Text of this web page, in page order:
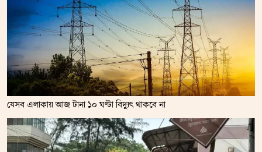
যেসব এলাকায় আজ টানা ১০ ঘণ্টা বিদ্যুৎ থাকবে না